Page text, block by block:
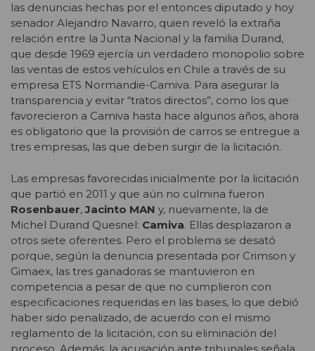
las denuncias hechas por el entonces diputado y hoy
senador Alejandro Navarro, quien reveló la extraña
relación entre la Junta Nacional y la familia Durand,
que desde 1969 ejercía un verdadero monopolio sobre
las ventas de estos vehículos en Chile a través de su
empresa ETS Normandie-Camiva. Para asegurar la
transparencia y evitar “tratos directos”, como los que
favorecieron a Camiva hasta hace algunos años, ahora
es obligatorio que la provisión de carros se entregue a
tres empresas, las que deben surgir de la licitación.
Las empresas favorecidas inicialmente por la licitación
que partió en 2011 y que aún no culmina fueron
Rosenbauer,Jacinto MAN y, nuevamente, la de
Michel Durand Quesnel: Camiva. Ellas desplazaron a
otros siete oferentes. Pero el problema se desató
porque, según la denuncia presentada por Crimson y
Gimaex, las tres ganadoras se mantuvieron en
competencia a pesar de que no cumplieron con
especificaciones requeridas en las bases, lo que debió
haber sido penalizado, de acuerdo con el mismo
reglamento de la licitación, con su eliminación del
proceso. Además, la acusación ante tribunales señala